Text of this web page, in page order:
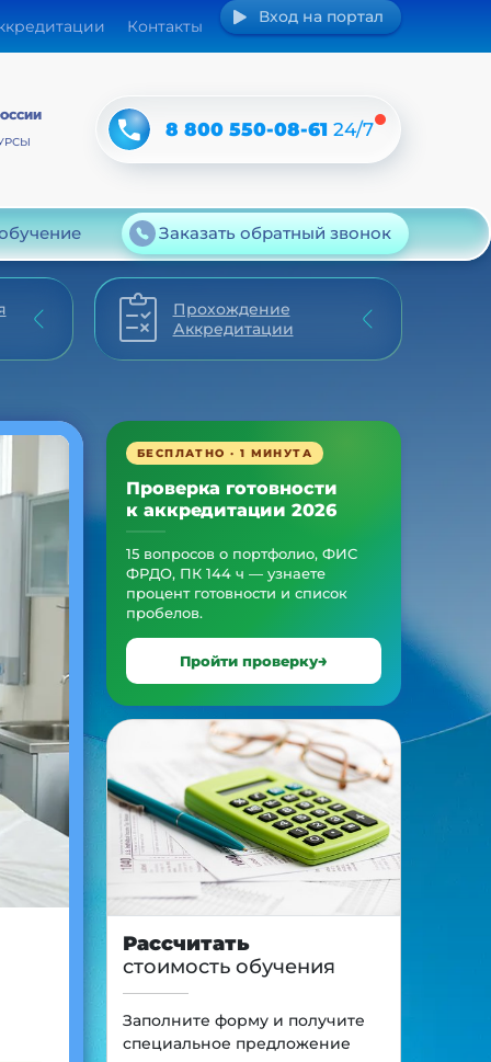
Контакты Вход на портал
8 800 550-08-6124/7
Заказать обратный звонок
Прохождение
Аккредитации
БЕСПЛАТНО · 1 МИНУТА
Проверка готовности
к аккредитации 2026
15 вопросов о портфолио, ФИС
ФРДО, ПК 144 ч — узнаете
процент готовности и список
пробелов.
Пройти проверку
Рассчитать
стоимость обучения
Заполните форму и получите
специальное предложение